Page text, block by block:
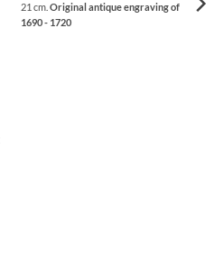
21 cm. Original antique engraving of
1690 - 1720